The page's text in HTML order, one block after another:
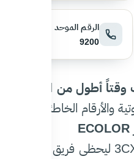
الرقم الموحد
9200
أطول من البيع.
والأرقام الخاطئة تقتل
ECOLOR
أوتو دايلر 3CX ليحظى فريق مبيعاتك